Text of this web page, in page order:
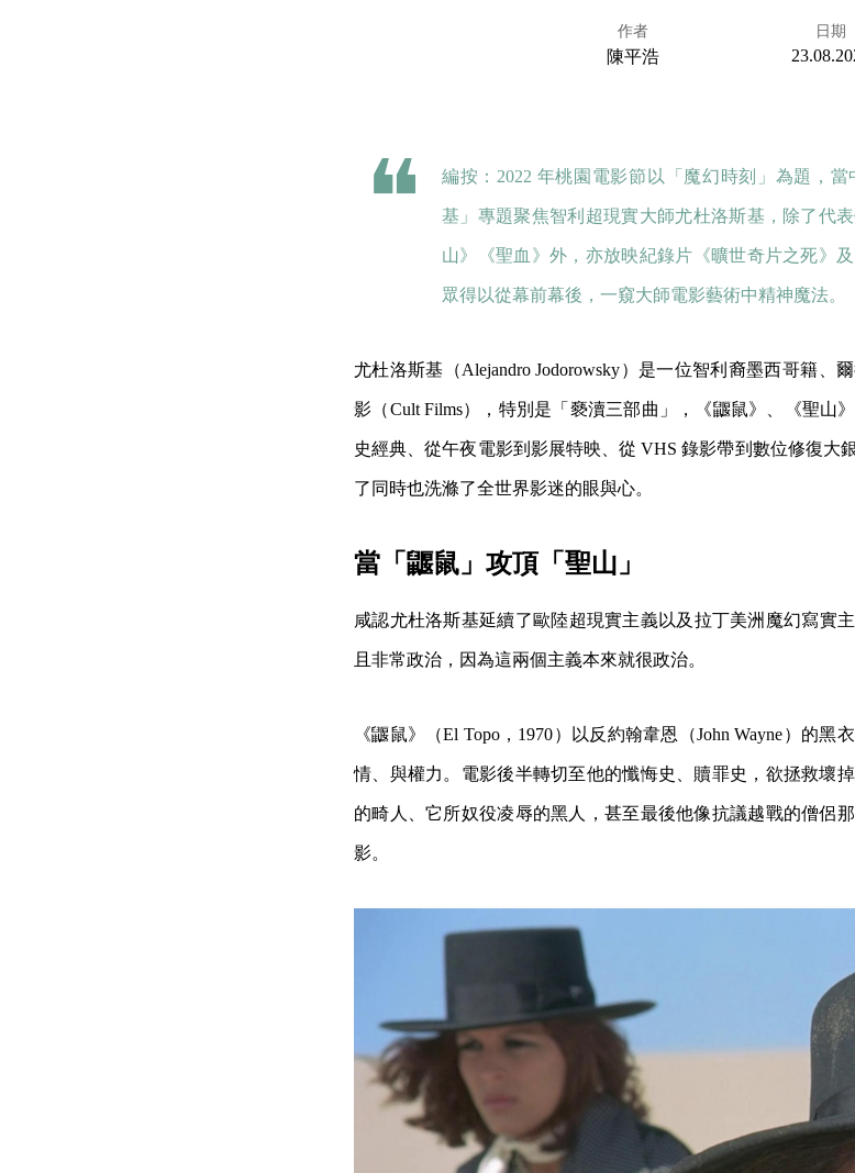
作者
陳平浩
日期
編按：2022 年桃園電影節以「魔幻時刻」為題，
基」專題聚焦智利超現實大師尤杜洛斯基，除了代
山》《聖血》外，亦放映紀錄片《曠世奇片之死》
眾得以從幕前幕後，一窺大師電影藝術中精神魔法。
尤杜洛斯基（Alejandro Jodorowsky）是一位智利裔墨西哥籍、
影（Cult Films），特別是「褻瀆三部曲」，《鼴鼠》、《聖山
史經典、從午夜電影到影展特映、從 VHS 錄影帶到數位修復大
了同時也洗滌了全世界影迷的眼與心。
當「鼴鼠」攻頂「聖山」
咸認尤杜洛斯基延續了歐陸超現實主義以及拉丁美洲魔幻寫
且非常政治，因為這兩個主義本來就很政治。
《鼴鼠》（El Topo，1970）以反約翰韋恩（John Wayne）的
情、與權力。電影後半轉切至他的懺悔史、贖罪史，欲拯救壞
的畸人、它所奴役凌辱的黑人，甚至最後他像抗議越戰的僧侶
影。